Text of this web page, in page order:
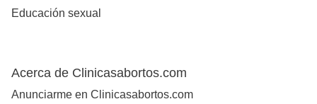
Educación sexual
Acerca de Clinicasabortos.com
Anunciarme en Clinicasabortos.com